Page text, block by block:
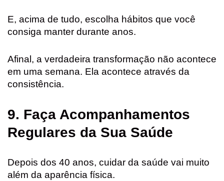
E, acima de tudo, escolha hábitos que você
consiga manter durante anos.
Afinal, a verdadeira transformação não acontece
em uma semana. Ela acontece através da
consistência.
9. Faça Acompanhamentos
Regulares da Sua Saúde
Depois dos 40 anos, cuidar da saúde vai muito
além da aparência física.